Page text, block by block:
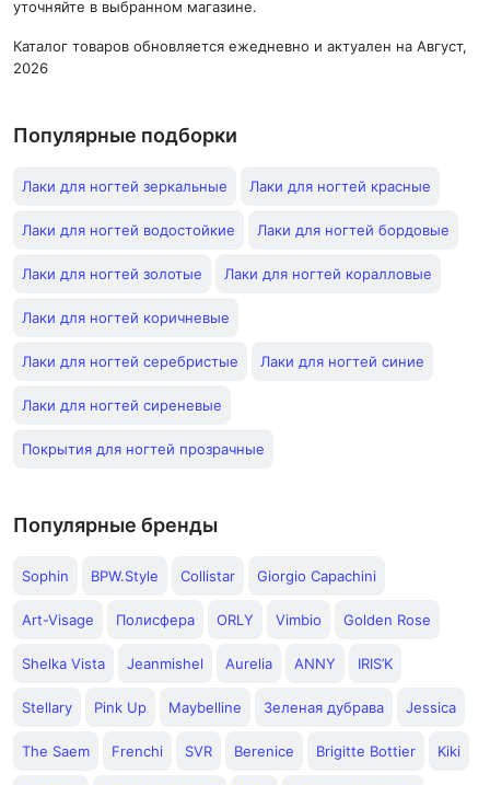
уточняйте в выбранном магазине.
Каталог товаров обновляется ежедневно и актуален на Август,
2026
Популярные подборки
Лаки для ногтей зеркальные Лаки для ногтей красные
Лаки для ногтей водостойкие Лаки для ногтей бордовые
Лаки для ногтей золотые Лаки для ногтей коралловые
Лаки для ногтей коричневые
Лаки для ногтей серебристые Лаки для ногтей синие
Лаки для ногтей сиреневые
Покрытия для ногтей прозрачные
Популярные бренды
Sophin BPW.Style Collistar Giorgio Capachini
Art-Visage Полисфера ORLY Vimbio Golden Rose
Shelka Vista Jeanmishel Aurelia ANNY IRIS’K
Stellary Pink Up Maybelline Зеленая дубрава Jessica
The Saem Frenchi SVR Berenice Brigitte Bottier Kiki